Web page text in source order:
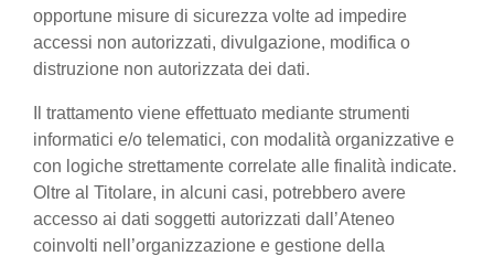
opportune misure di sicurezza volte ad impedire
accessi non autorizzati, divulgazione, modifica o
distruzione non autorizzata dei dati.
Il trattamento viene effettuato mediante strumenti
informatici e/o telematici, con modalità organizzative e
con logiche strettamente correlate alle finalità indicate.
Oltre al Titolare, in alcuni casi, potrebbero avere
accesso ai dati soggetti autorizzati dall’Ateneo
coinvolti nell’organizzazione e gestione della